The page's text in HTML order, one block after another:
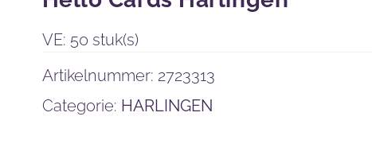
VE: 50 stuk(s)
Artikelnummer: 2723313
Categorie: HARLINGEN